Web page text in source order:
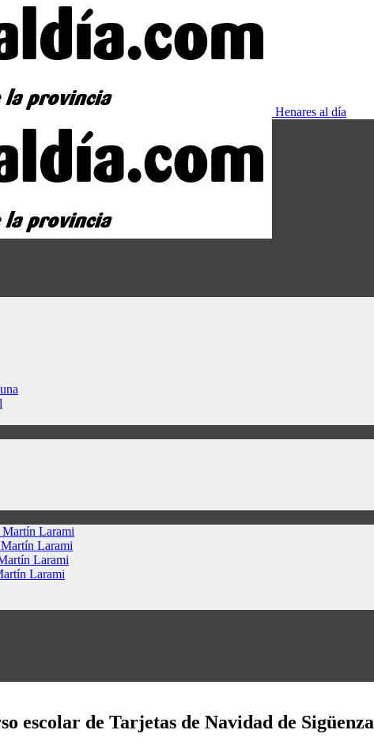
Henares al día
Martín Larami
Larami
Larami
Larami
escolar de Tarjetas de Navidad de Sigüenza